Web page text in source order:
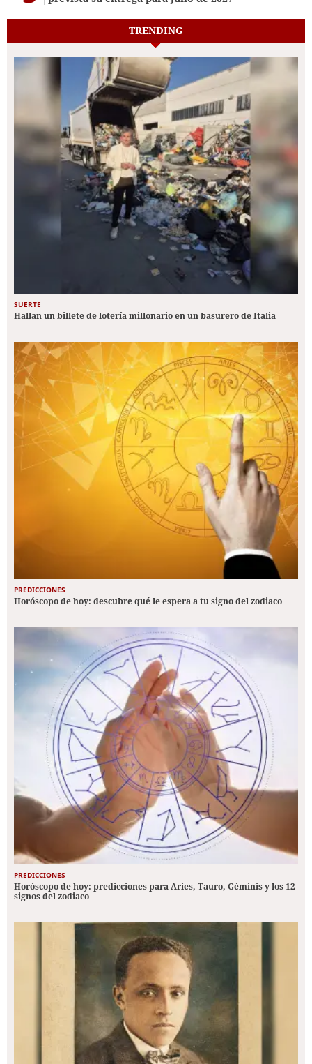
TRENDING
SUERTE
Hallan un billete de lotería millonario en un basurero de Italia
PREDICCIONES
Horóscopo de hoy: descubre qué le espera a tu signo del zodiaco
PREDICCIONES
Horóscopo de hoy: predicciones para Aries, Tauro, Géminis y los 12
signos del zodiaco